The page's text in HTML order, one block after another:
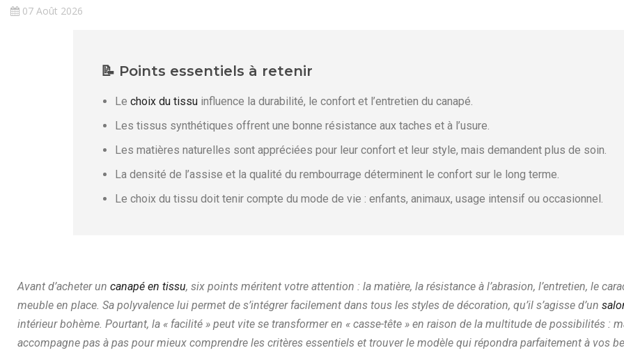
07 Août 2026
📝 Points essentiels à retenir
Le choix du tissu influence la durabilité, le confort et l’entretien du canapé.
Les tissus synthétiques offrent une bonne résistance aux taches et à l’usure.
Les matières naturelles sont appréciées pour leur confort et leur style, mais demandent plus de soin.
La densité de l’assise et la qualité du rembourrage déterminent le confort sur le long terme.
Le choix du tissu doit tenir compte du mode de vie : enfants, animaux, usage intensif ou occasionnel.
Avant d’acheter un canapé en tissu, six points méritent votre attention : la matière, la résistance à l’abrasion, l’entretien, le
meuble en place. Sa polyvalence lui permet de s’intégrer facilement dans tous les styles de décoration, qu’il s’agisse d’un
intérieur bohème. Pourtant, la « facilité » peut vite se transformer en « casse-tête » en raison de la multitude de possibilités :
accompagne pas à pas pour mieux comprendre les critères essentiels et trouver le modèle qui répondra parfaitement à vos